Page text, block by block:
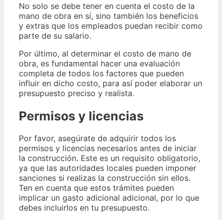
No solo se debe tener en cuenta el costo de la
mano de obra en sí, sino también los beneficios
y extras que los empleados puedan recibir como
parte de su salario.
Por último, al determinar el costo de mano de
obra, es fundamental hacer una evaluación
completa de todos los factores que pueden
influir en dicho costo, para así poder elaborar un
presupuesto preciso y realista.
Permisos y licencias
Por favor, asegúrate de adquirir todos los
permisos y licencias necesarios antes de iniciar
la construcción. Este es un requisito obligatorio,
ya que las autoridades locales pueden imponer
sanciones si realizas la construcción sin ellos.
Ten en cuenta que estos trámites pueden
implicar un gasto adicional adicional, por lo que
debes incluirlos en tu presupuesto.